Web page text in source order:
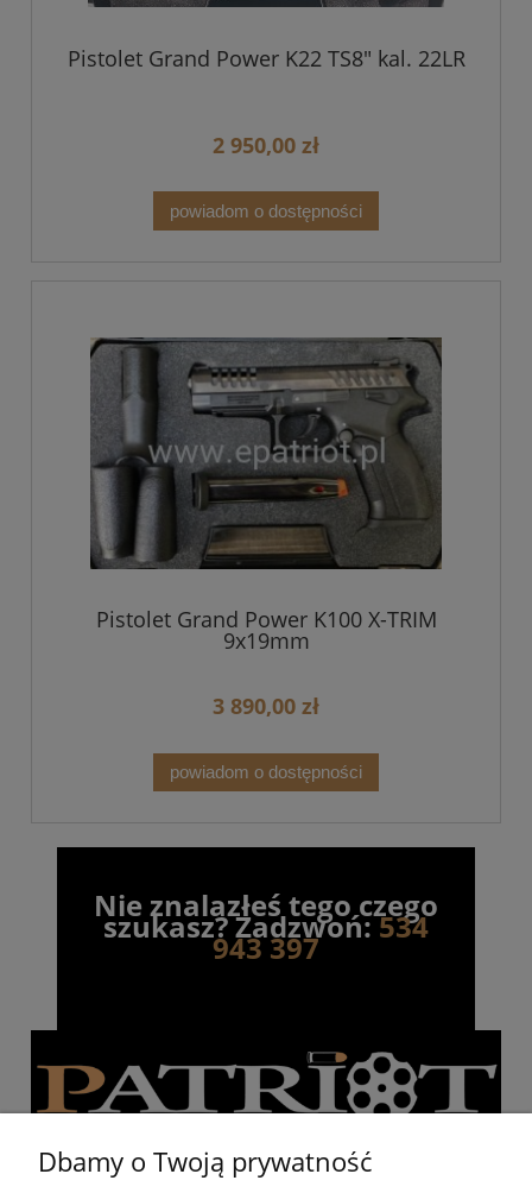
Pistolet Grand Power K22 TS8" kal. 22LR
2 950,00 zł
powiadom o dostępności
Pistolet Grand Power K100 X-TRIM
9x19mm
3 890,00 zł
powiadom o dostępności
Nie znalazłeś tego czego
szukasz? Zadzwoń:534
943 397
Dbamy o Twoją prywatność